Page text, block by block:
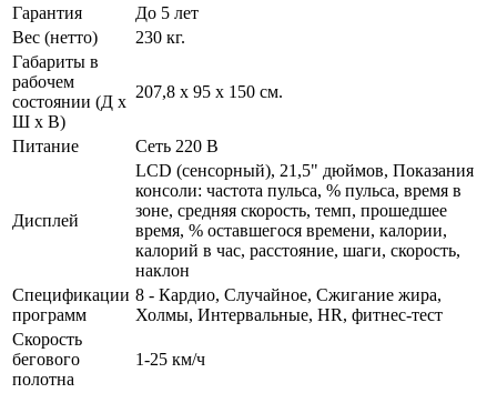
Гарантия
До 5 лет
Вес (нетто)
230 кг.
Габариты в
рабочем
состоянии (Д х
Ш х В)
207,8 x 95 x 150 см.
Питание Сеть 220 В
Дисплей
LСD (сенсорный), 21,5" дюймов, Показания
консоли: частота пульса, % пульса, время в
зоне, средняя скорость, темп, прошедшее
время, % оставшегося времени, калории,
калорий в час, расстояние, шаги, скорость,
наклон
Спецификации
программ
8 - Кардио, Случайное, Сжигание жира,
Холмы, Интервальные, HR, фитнес-тест
Скорость
бегового
полотна
1-25 км/ч